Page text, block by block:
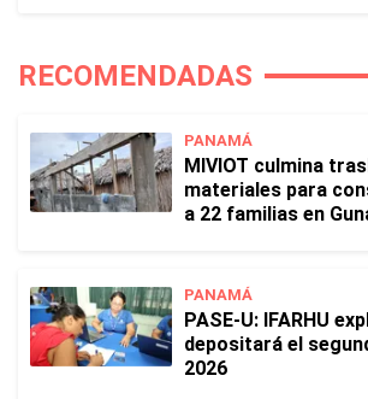
RECOMENDADAS
PANAMÁ
MIVIOT culmina
materiales para
a 22 familias en
PANAMÁ
PASE-U: IFARHU
depositará el
2026